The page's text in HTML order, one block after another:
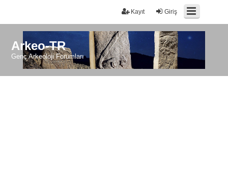
Giriş
Kayıt
Arkeo-TR
Genç Arkeoloji Forumları